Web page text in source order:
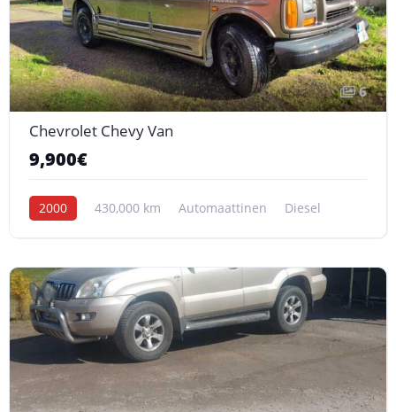
6
Chevrolet Chevy Van
9,900€
2000 430,000 km Automaattinen Diesel